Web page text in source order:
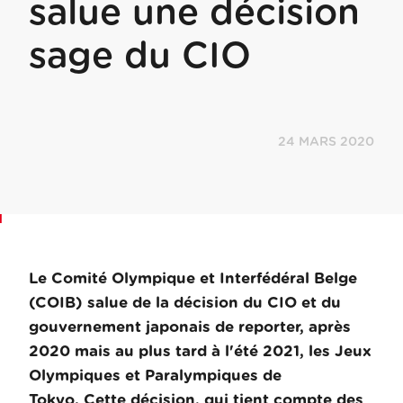
salue une décision
sage du CIO
24 MARS 2020
Le Comité Olympique et Interfédéral Belge
(COIB) salue de la décision du CIO et du
gouvernement japonais de reporter, après
2020 mais au plus tard à l'été 2021, les Jeux
Olympiques et Paralympiques de
Tokyo. Cette décision, qui tient compte des